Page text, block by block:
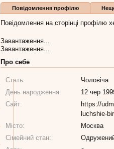
Повідомлення профілю
Повідомлення на сторінці профілю
Завантаження...
Завантаження...
Про себе
Стать:
Чоловіча
День народження:
12 чер
Сайт:
https://
luchshie-
Місто:
Москва
Сімейний стан: